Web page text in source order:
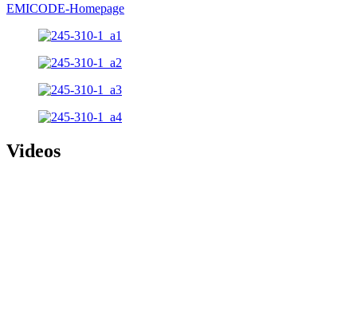
EMICODE-Homepage
Videos